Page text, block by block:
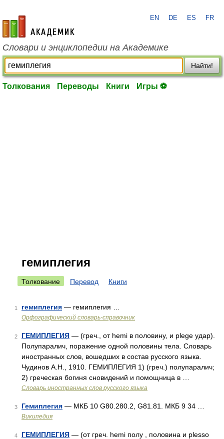
academic.ru
EN DE ES FR
Словари и энциклопедии на Академике
Найти!
Толкования Переводы Книги Игры ⚽
гемиплегия
Толкование Перевод Книги
1 гемиплегия — гемиплегия …
Орфографический словарь-справочник
2 ГЕМИПЛЕГИЯ — (греч., от hemi в половину, и plege удар).
Полупаралич, поражение одной половины тела. Словарь
иностранных слов, вошедших в состав русского языка.
Чудинов А.Н., 1910. ГЕМИПЛЕГИЯ 1) (греч.) полупаралич;
2) греческая богиня сновидений и помощница в …
Словарь иностранных слов русского языка
3 Гемиплегия — МКБ 10 G80.280.2, G81.81. МКБ 9 34 …
Википедия
4 ГЕМИПЛЕГИЯ — (от греч. hemi полу , половина и plesso